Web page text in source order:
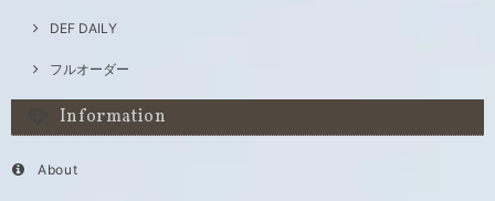
DEF DAILY
フルオーダー
Information
About